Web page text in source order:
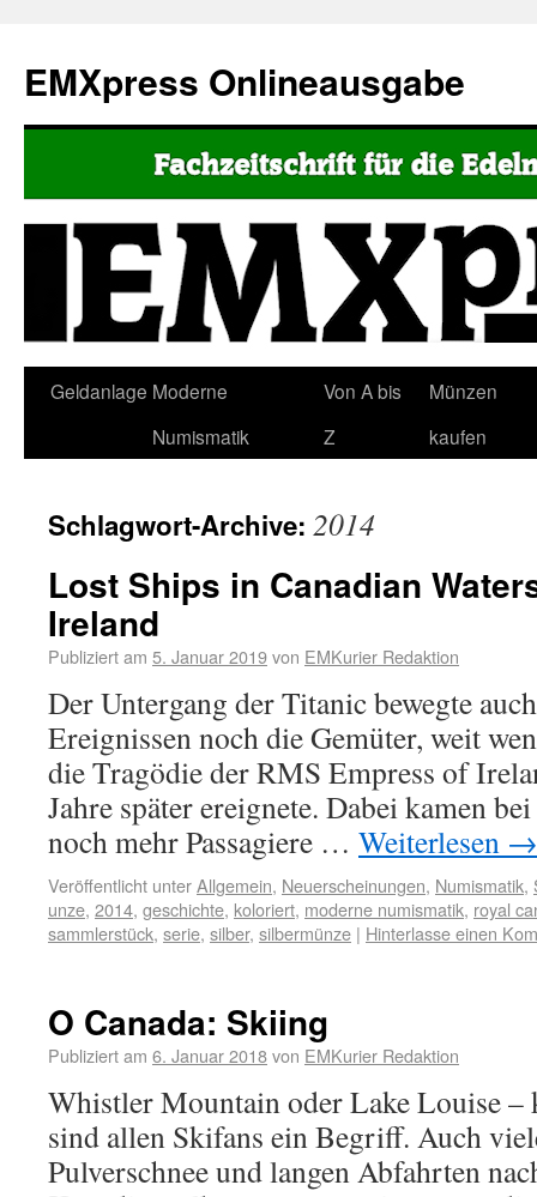
EMXpress Onlineausgabe
Geldanlage Moderne
Numismatik
Von A bis
Z
Münzen
kaufen
Schlagwort-Archive: 2014
Lost Ships in Canadian
Ireland
Publiziert am 5. Januar 2019von EMKurier Redaktion
Der Untergang der Titanic bewegte
Ereignissen noch die Gemüter, weit
die Tragödie der RMS Empress of
Jahre später ereignete. Dabei kamen
noch mehr Passagiere … Weiterlesen →
Veröffentlicht unterAllgemein, Neuerscheinungen, Numismatik,
unze, 2014, geschichte, koloriert, moderne numismatik, royal
sammlerstück, serie, silber, silbermünze | Hinterlasse einen
O Canada: Skiing
Publiziert am 6. Januar 2018von EMKurier Redaktion
Whistler Mountain oder Lake Louise –
sind allen Skifans ein Begriff. Auch
Pulverschnee und langen Abfahrten